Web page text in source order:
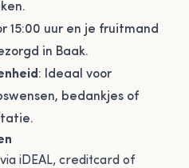
15:00 uur en je fruitmand
in Baak.
: Ideaal voor
bedankjes of
iDEAL, creditcard of